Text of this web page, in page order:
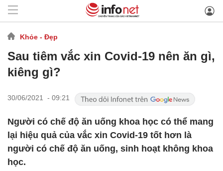
Khỏe - Đẹp
Sau tiêm vắc xin Covid-19 nên ăn gì,
kiêng gì?
30/06/2021 - 09:21
Người có chế độ ăn uống khoa học có thể mang
lại hiệu quả của vắc xin Covid-19 tốt hơn là
người có chế độ ăn uống, sinh hoạt không khoa
học.